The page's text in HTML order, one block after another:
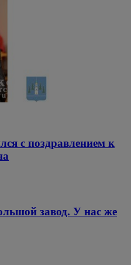
с поздравлением к
завод. У нас же